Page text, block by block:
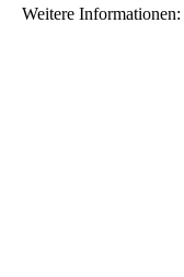
Weitere Informationen: